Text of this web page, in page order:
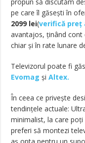
pe care îl găsești în
2099 lei(verifică preț
avantajos, ținând cont
chiar și în rate lunare
Televizorul poate fi
Evomag șiAltex.
În ceea ce privește
tendințele actuale:
minimalist, la care
preferi să montezi